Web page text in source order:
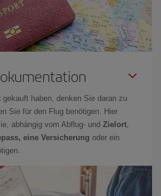
gekauft haben, denken Sie daran zu
Sie für den Flug benötigen. Hier
abhängig vom Abflug- und Zielort
eine Versicherung oder ein